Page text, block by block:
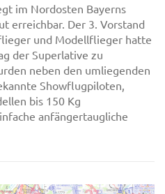
im Nordosten Bayerns
erreichbar. Der 3. Vorstand
und Modellflieger hatte
der Superlative zu
neben den umliegenden
Showflugpiloten,
bis 150 Kg
anfängertaugliche